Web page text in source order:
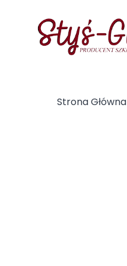
Strona Główna